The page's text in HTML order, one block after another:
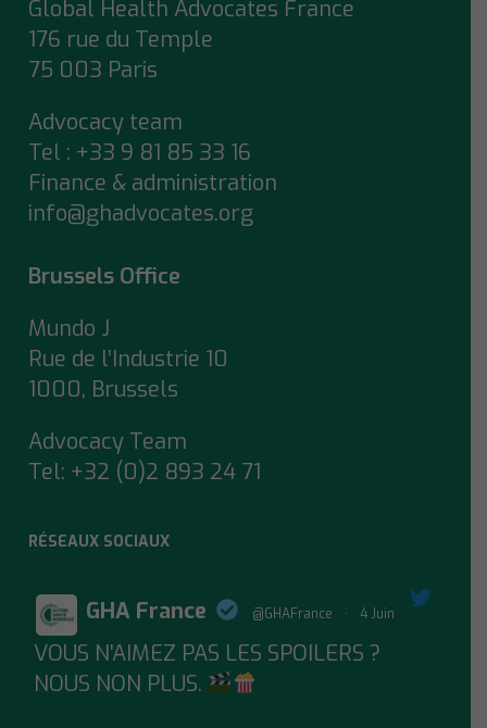
Global Health Advocates France
176 rue du Temple
75 003 Paris
Advocacy team
Tel : +33 9 81 85 33 16
Finance & administration
info@ghadvocates.org
Brussels Office
Mundo J
Rue de l’Industrie 10
1000, Brussels
Advocacy Team
Tel: +32 (0)2 893 24 71
RÉSEAUX SOCIAUX
;
GHA France @GHAFrance · 4 Juin
VOUS N'AIMEZ PAS LES SPOILERS ?
NOUS NON PLUS.